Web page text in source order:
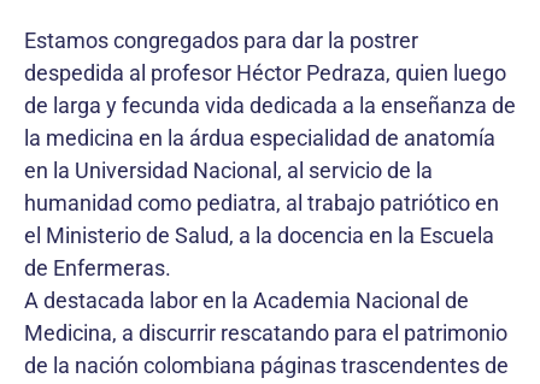
Estamos congregados para dar la postrer
despedida al profesor Héctor Pedraza, quien luego
de larga y fecunda vida dedicada a la enseñanza de
la medicina en la árdua especialidad de anatomía
en la Universidad Nacional, al servicio de la
humanidad como pediatra, al trabajo patriótico en
el Ministerio de Salud, a la docencia en la Escuela
de Enfermeras.
A destacada labor en la Academia Nacional de
Medicina, a discurrir rescatando para el patrimonio
de la nación colombiana páginas trascendentes de